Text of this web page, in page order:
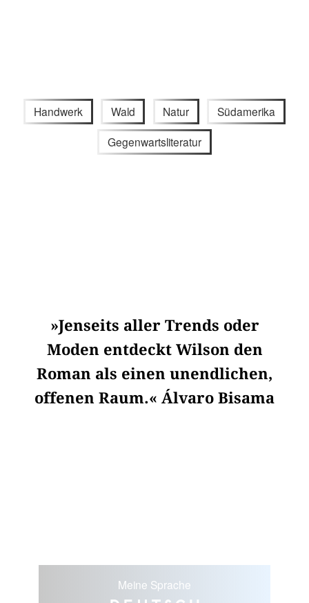
Handwerk Wald Natur Südamerika
Gegenwartsliteratur
»Jenseits aller Trends oder
Moden entdeckt Wilson den
Roman als einen unendlichen,
offenen Raum.« Álvaro Bisama
Meine Sprache